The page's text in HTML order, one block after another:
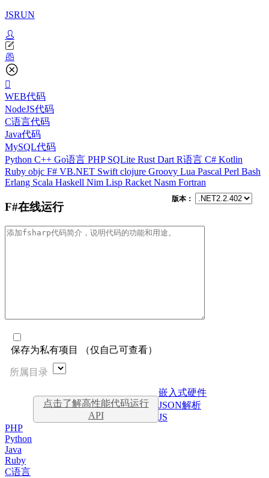
JSRUN
WEB代码
NodeJS代码
C语言代码
Java代码
MySQL代码
Python C++ Go语言 PHP SQLite Rust Dart R语言 C# Kotlin
Ruby objc F# VB.NET Swift clojure Groovy Lua Pascal Perl Bash
Erlang Scala Haskell Nim Lisp Racket Nasm Fortran
F#在线运行
版本：
保存为私有项目 （仅自己可查看）
所属目录
点击了解高性能代码运行
API
嵌入式硬件
JSON解析
JS
PHP
Python
Java
Ruby
C语言